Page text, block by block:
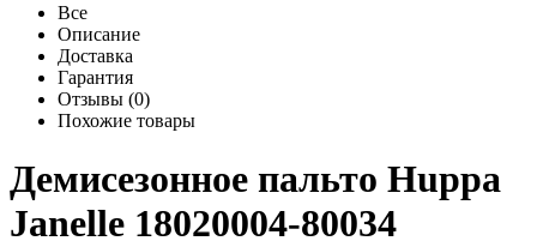
Все
Описание
Доставка
Гарантия
Отзывы (0)
Похожие товары
Демисезонное пальто Huppa
Janelle 18020004-80034